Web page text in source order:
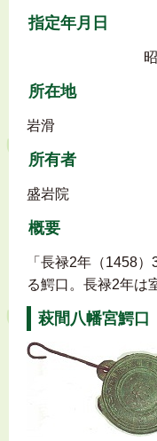
指定年月日
所在地
岩滑
所有者
盛岩院
概要
「長禄2年（1458
る鰐口。長禄2年は
萩間八幡宮鰐口